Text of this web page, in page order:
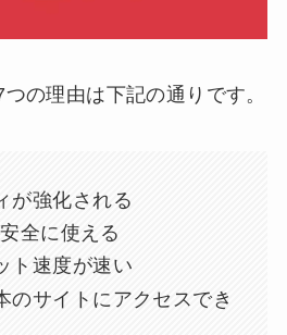
の理由は下記の通りです。
が強化される
全に使える
ト速度が速い
のサイトにアクセスでき